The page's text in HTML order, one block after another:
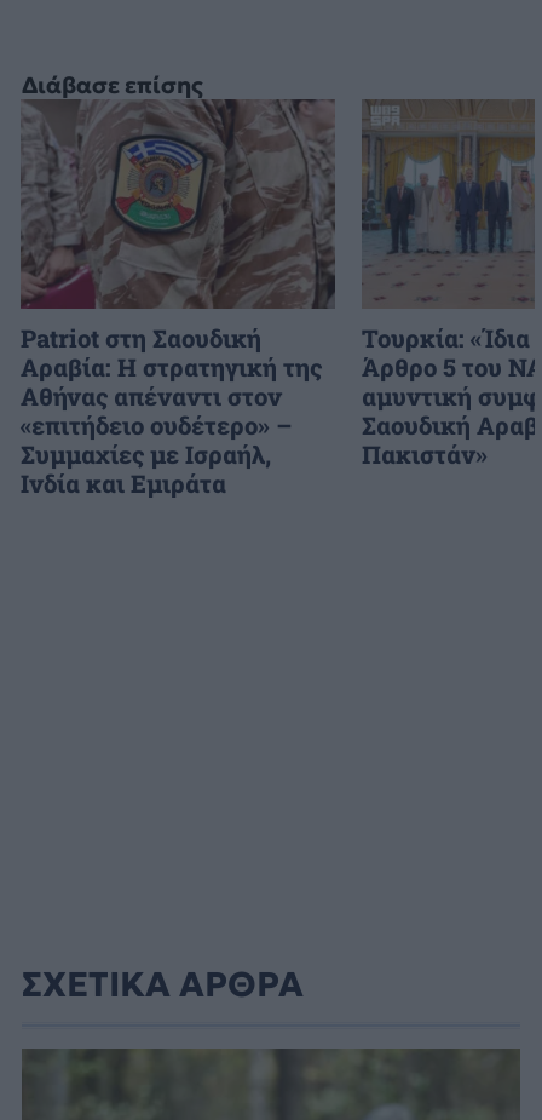
Διάβασε επίσης
Patriot στη Σαουδική
Αραβία: Η στρατηγική της
Αθήνας απέναντι στον
«επιτήδειο ουδέτερο» –
Συμμαχίες με Ισραήλ,
Ινδία και Εμιράτα
Τουρκία: «Ίδια
Άρθρο 5 του
αμυντική
Σαουδική
Πακιστάν»
ΣΧΕΤΙΚΑ ΑΡΘΡΑ